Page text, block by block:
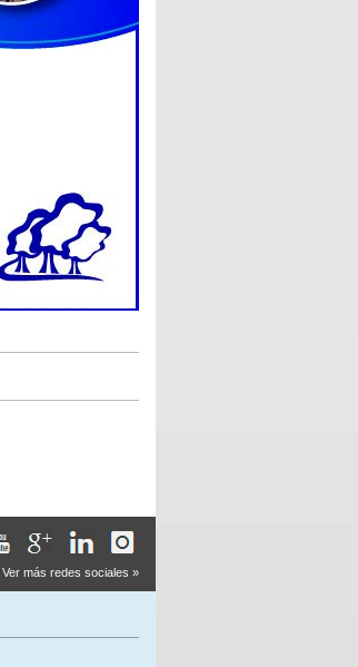
Ver más redes sociales »